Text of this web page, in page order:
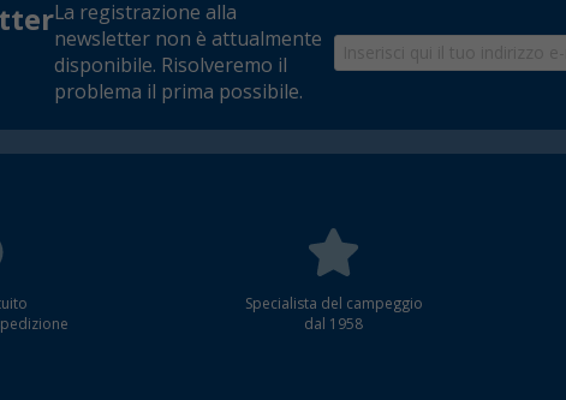
La registrazione alla
newsletter non è attualmente
disponibile. Risolveremo il
problema il prima possibile.
Specialista del campeggio
dal 1958